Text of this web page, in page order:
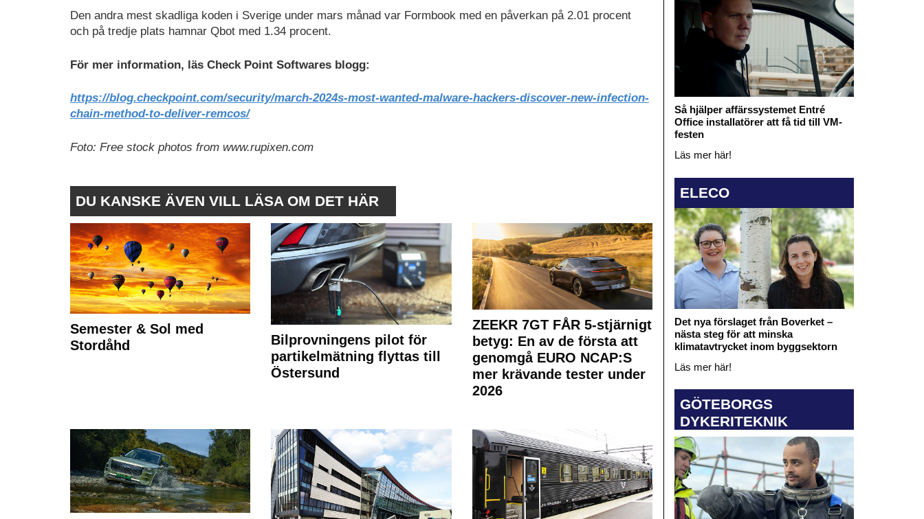
Den andra mest skadliga koden i Sverige under mars månad var Formbook med en påverkan på 2.01 procent
och på tredje plats hamnar Qbot med 1.34 procent.
För mer information, läs Check Point Softwares blogg:
https://blog.checkpoint.com/security/march-2024s-most-wanted-malware-hackers-discover-new-infection-
chain-method-to-deliver-remcos/
Foto: Free stock photos from www.rupixen.com
DU KANSKE ÄVEN VILL LÄSA OM DET HÄR
Semester & Sol med
Stordåhd
Bilprovningens pilot för
partikelmätning flyttas till
Östersund
ZEEKR 7GT FÅR 5-stjärnigt
betyg: En av de första att
genomgå EURO NCAP:S
mer krävande tester under
2026
Så hjälper affärssystemet Entré
Office installatörer att få tid till VM-
festen
Läs mer här!
ELECO
Det nya förslaget från Boverket –
nästa steg för att minska
klimatavtrycket inom byggsektorn
Läs mer här!
GÖTEBORGS
DYKERITEKNIK